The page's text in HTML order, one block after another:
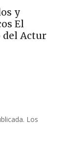
y
El
del Actur
Los